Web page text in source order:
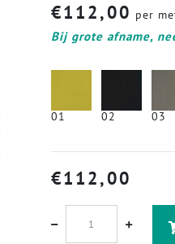
€112,00 per
Bij grote afname,
01 02 03
€112,00